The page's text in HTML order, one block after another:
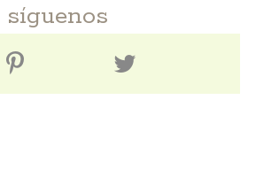
síguenos